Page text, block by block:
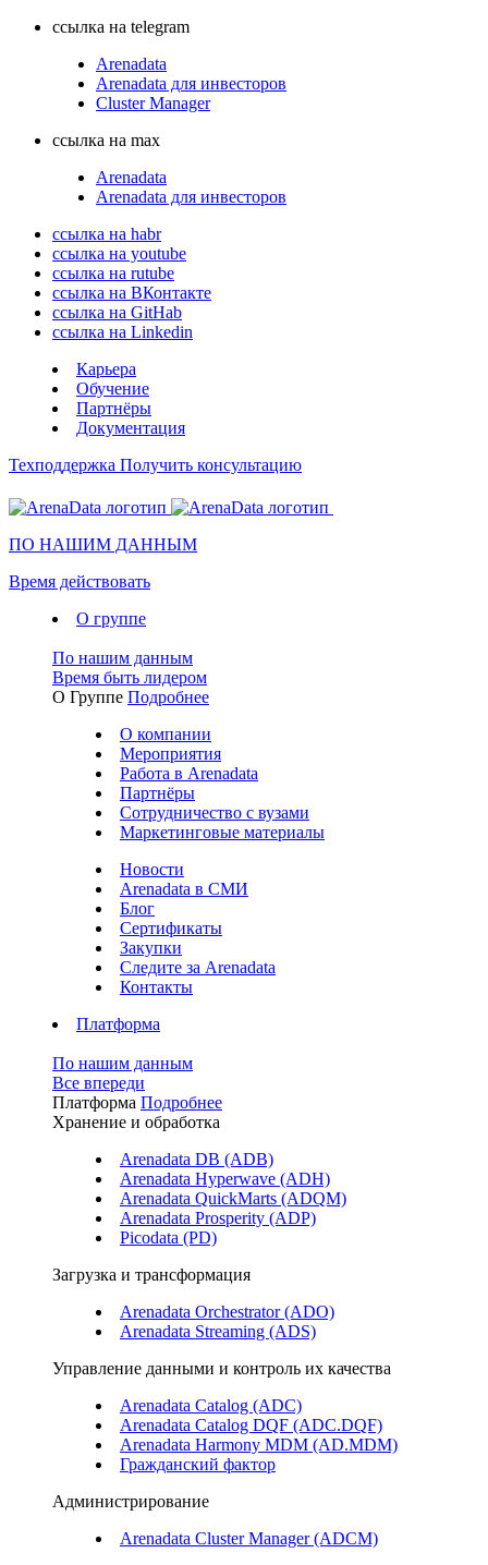
ссылка на telegram
Arenadata
Arenadata для инвесторов
Cluster Manager
ссылка на max
Arenadata
Arenadata для инвесторов
ссылка на habr
ссылка на youtube
ссылка на rutube
ссылка на ВКонтакте
ссылка на GitHab
ссылка на Linkedin
Карьера
Обучение
Партнёры
Документация
Техподдержка Получить консультацию
ПО НАШИМ ДАННЫМ
Время действовать
О группе
По нашим данным
Время быть лидером
О Группе Подробнее
О компании
Мероприятия
Работа в Arenadata
Партнёры
Сотрудничество с вузами
Маркетинговые материалы
Новости
Arenadata в СМИ
Блог
Сертификаты
Закупки
Следите за Аrenadata
Контакты
Платформа
По нашим данным
Все впереди
Платформа Подробнее
Хранение и обработка
Arenadata DB (ADB)
Arenadata Hyperwave (ADH)
Arenadata QuickMarts (ADQM)
Arenadata Prosperity (ADP)
Picodata (PD)
Загрузка и трансформация
Arenadata Orchestrator (ADO)
Arenadata Streaming (ADS)
Управление данными и контроль их качества
Arenadata Catalog (ADC)
Arenadata Catalog DQF (ADС.DQF)
Arenadata Harmony MDM (AD.MDM)
Гражданский фактор
Администрирование
Arenadata Cluster Manager (ADCM)